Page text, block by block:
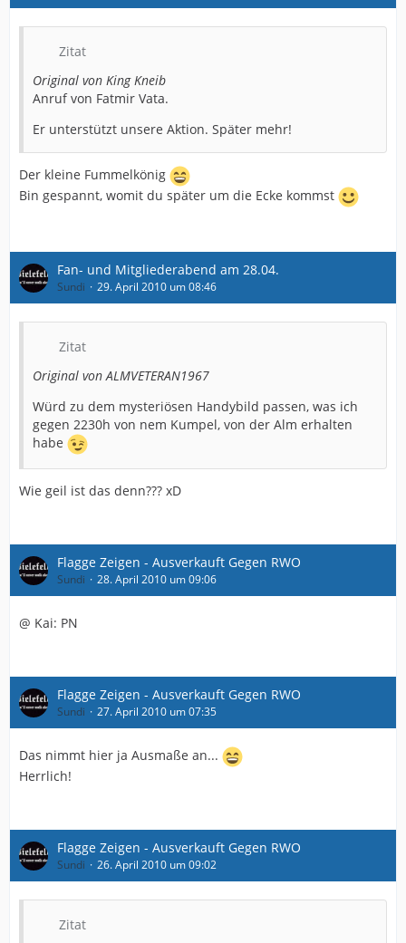
Zitat
Original von King Kneib
Anruf von Fatmir Vata.
Er unterstützt unsere Aktion. Später mehr!
Der kleine Fummelkönig
Bin gespannt, womit du später um die Ecke kommst
Fan- und Mitgliederabend am 28.04.
Sundi 29. April 2010 um 08:46
Zitat
Original von ALMVETERAN1967
Würd zu dem mysteriösen Handybild passen, was ich
gegen 2230h von nem Kumpel, von der Alm erhalten
habe
Wie geil ist das denn??? xD
Flagge Zeigen - Ausverkauft Gegen RWO
Sundi 28. April 2010 um 09:06
@ Kai: PN
Flagge Zeigen - Ausverkauft Gegen RWO
Sundi 27. April 2010 um 07:35
Das nimmt hier ja Ausmaße an...
Herrlich!
Flagge Zeigen - Ausverkauft Gegen RWO
Sundi 26. April 2010 um 09:02
Zitat